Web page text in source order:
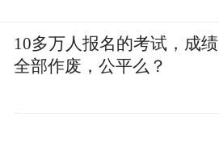
10多万人报名的考试，成绩
全部作废，公平么？